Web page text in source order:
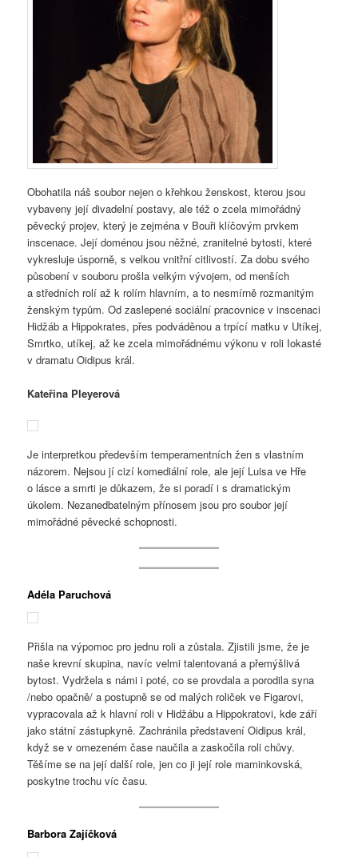
Obohatila náš soubor nejen o křehkou ženskost, kterou jsou
vybaveny její divadelní postavy, ale též o zcela mimořádný
pěvecký projev, který je zejména v Bouři klíčovým prvkem
inscenace. Její doménou jsou něžné, zranitelné bytosti, které
vykresluje úsporně, s velkou vnitřní citlivostí. Za dobu svého
působení v souboru prošla velkým vývojem, od menších
a středních rolí až k rolím hlavním, a to nesmírně rozmanitým
ženským typům. Od zaslepené sociální pracovnice v inscenaci
Hidžáb a Hippokrates, přes podváděnou a trpící matku v Utíkej,
Smrtko, utíkej, až ke zcela mimořádnému výkonu v roli Iokasté
v dramatu Oidipus král.
Kateřina Pleyerová
Je interpretkou především temperamentních žen s vlastním
názorem. Nejsou jí cizí komediální role, ale její Luisa ve Hře
o lásce a smrti je důkazem, že si poradí i s dramatickým
úkolem. Nezanedbatelným přínosem jsou pro soubor její
mimořádné pěvecké schopnosti.
Adéla Paruchová
Přišla na výpomoc pro jednu roli a zůstala. Zjistili jsme, že je
naše krevní skupina, navíc velmi talentovaná a přemýšlivá
bytost. Vydržela s námi i poté, co se provdala a porodila syna
/nebo opačně/ a postupně se od malých roliček ve Figarovi,
vypracovala až k hlavní roli v Hidžábu a Hippokratovi, kde září
jako státní zástupkyně. Zachránila představení Oidipus král,
když se v omezeném čase naučila a zaskočila roli chůvy.
Těšíme se na její další role, jen co ji její role maminkovská,
poskytne trochu víc času.
Barbora Zajíčková